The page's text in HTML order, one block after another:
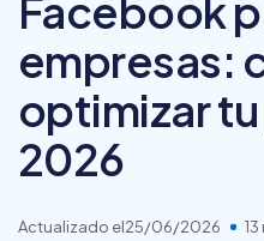
Facebook
empresas:
optimizar
2026
Actualizado el25/06/2026